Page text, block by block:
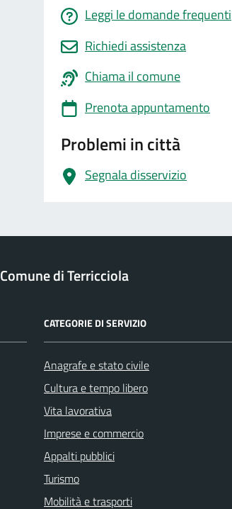
Leggi le domande frequenti
Richiedi assistenza
Chiama il comune
Prenota appuntamento
Problemi in città
Segnala disservizio
Comune di Terricciola
CATEGORIE DI SERVIZIO
Anagrafe e stato civile
Cultura e tempo libero
Vita lavorativa
Imprese e commercio
Appalti pubblici
Turismo
Mobilità e trasporti